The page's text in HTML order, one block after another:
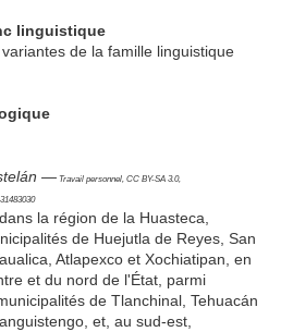
linguistique
de la famille linguistique
— Travail personnel, CC BY-SA 3.0,
la région de la Huasteca,
de Huejutla de Reyes, San
Atlapexco et Xochiatipan, en
et du nord de l'État, parmi
de Tlanchinal, Tehuacán
et, au sud-est,